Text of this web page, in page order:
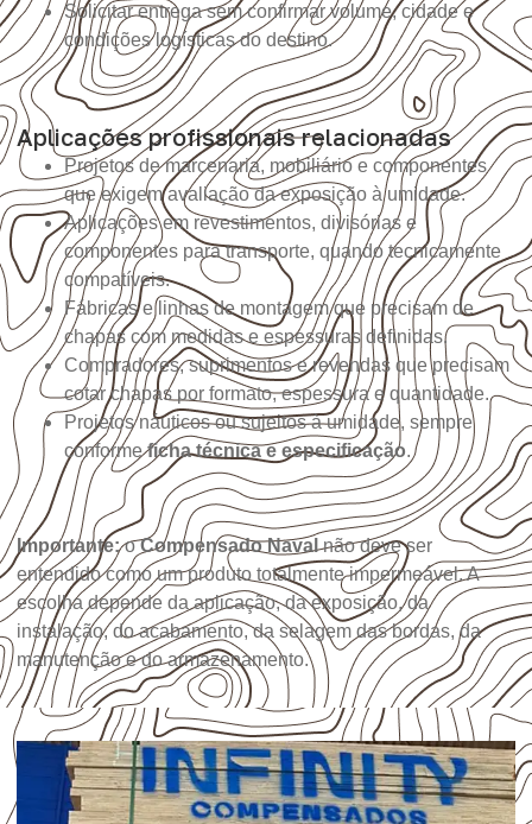
Solicitar entrega sem confirmar volume, cidade e
condições logísticas do destino.
Aplicações profissionais relacionadas
Projetos de marcenaria, mobiliário e componentes
que exigem avaliação da exposição à umidade.
Aplicações em revestimentos, divisórias e
componentes para transporte, quando tecnicamente
compatíveis.
Fábricas e linhas de montagem que precisam de
chapas com medidas e espessuras definidas.
Compradores, suprimentos e revendas que precisam
cotar chapas por formato, espessura e quantidade.
Projetos náuticos ou sujeitos à umidade, sempre
conformeficha técnica e especificação.
Importante:oCompensado Navalnão deve ser
entendido como um produto totalmente impermeável. A
escolha depende da aplicação, da exposição, da
instalação, do acabamento, da selagem das bordas, da
manutenção e do armazenamento.